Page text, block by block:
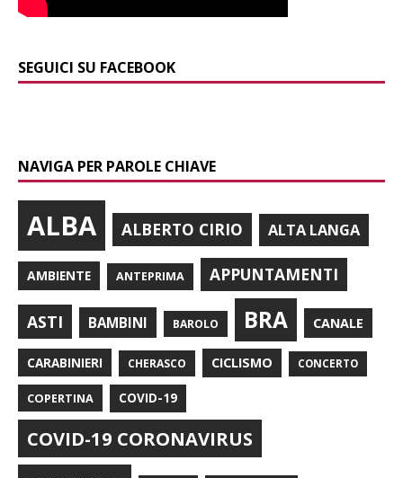
SEGUICI SU FACEBOOK
NAVIGA PER PAROLE CHIAVE
ALBA ALBERTO CIRIO ALTA LANGA
AMBIENTE ANTEPRIMA APPUNTAMENTI
ASTI BAMBINI BAROLO BRA CANALE
CARABINIERI CHERASCO CICLISMO CONCERTO
COPERTINA COVID-19
COVID-19 CORONAVIRUS